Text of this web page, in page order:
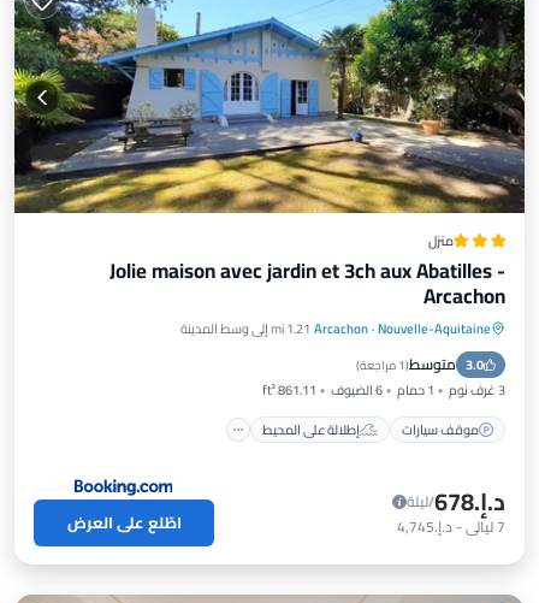
منزل
Jolie maison avec jardin et 3ch aux Abatilles -
Arcachon
Nouvelle-Aquitaine
·
Arcachon 1.21 mi إلى وسط المدينة
3.0 متوسط(1 مراجعة )
3 غرف نوم 1 حمام 6 الضيوف
861.11 ft²
موقف سيارات
إطلالة على المحيط
موقف سيارات
إطلالة على المحيط
شرفة / تراس
د.إ.‏678
/ليلة
7ليالي- د.إ.‏4,745 اطّلع على العرض